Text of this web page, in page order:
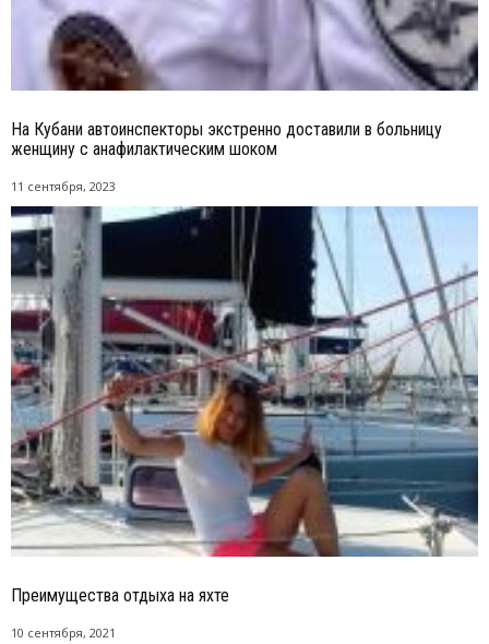
На Кубани автоинспекторы экстренно доставили в больницу
женщину с анафилактическим шоком
11 сентября, 2023
Преимущества отдыха на яхте
10 сентября, 2021